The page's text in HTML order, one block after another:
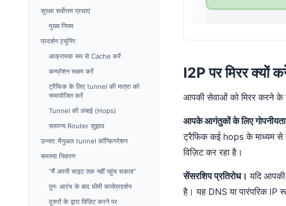
सुरक्षा सर्वोत्तम प्रथाएं
मुख्य नियम
प्रदर्शन ट्यूनिंग
आक्रामक रूप से Cache करें
कम्प्रेशन सक्षम करें
ट्रैफिक के लिए tunnel की मात्रा को
समायोजित करें
Tunnel की लंबाई (Hops)
सामान्य Router सुझाव
उन्नत: मैनुअल tunnel कॉन्फ़िगरेशन
समस्या निवारण
“मैं अपनी साइट तक नहीं पहुंच सकता”
पुनः आरंभ के बाद धीमी कार्यप्रदर्शन
दूसरों के द्वारा विज़िट करने पर
I2P पर मिरर क्यों
आपकी सेवाओं को मिरर करने के
आपके आगंतुकों के लिए
ट्रैफिक कई hops के माध्यम से
विज़िट कर रहा है।
सेंसरशिप प्रतिरोध। यदि आपकी
है। यह DNS या पारंपरिक IP